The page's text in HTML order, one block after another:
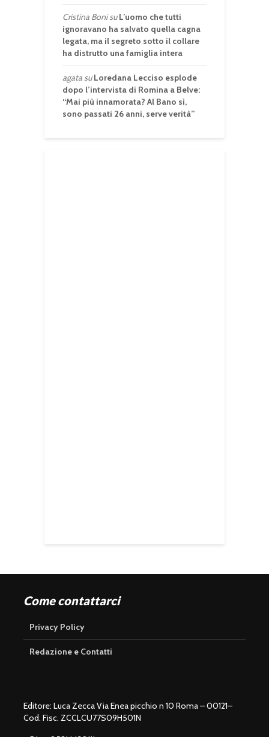
Cristina BonisuL’uomo che tutti
ignoravano ha salvato quella cagna
legata, ma il segreto sotto il collare
ha distrutto una famiglia intera
agata suLoredana Lecciso esplode
dopo l’intervista di Romina a Belve:
“Mai più innamorata? Al Bano sì,
sono passati 26 anni, serve verità”
Come contattarci
Privacy Policy
Redazione e Contatti
Editore: Luca Zecca Via Enea picchio n 10 Roma – 00121–
Cod. Fisc. ZCCLCU77S09H501N